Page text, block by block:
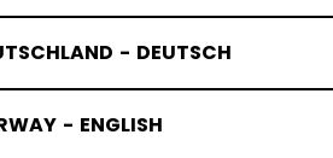
- DEUTSCH
- ENGLISH